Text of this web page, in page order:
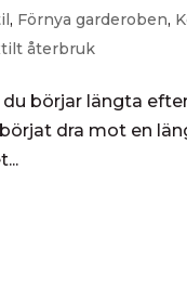
, Förnya garderoben,
återbruk
börjar längta
dra mot en